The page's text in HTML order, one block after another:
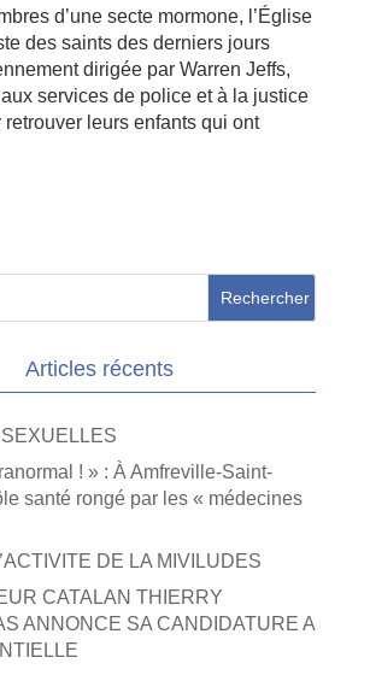
d’une secte mormone, l’Église
des saints des derniers jours
dirigée par Warren Jeffs,
services de police et à la justice
retrouver leurs enfants qui ont
Articles récents
! » : À Amfreville-Saint-
santé rongé par les « médecines
DE LA MIVILUDES
CATALAN THIERRY
ANNONCE SA CANDIDATURE A